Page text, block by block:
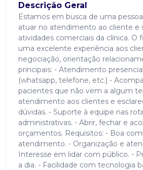
Descrição Geral
Estamos em busca de uma
atuar no atendimento ao cliente e
atividades comerciais da clínica. O
uma excelente experiência aos
negociação, orientação
principais: - Atendimento
(whatsapp, telefone, etc.) -
pacientes que não vem a algum
atendimento aos clientes e
dúvidas. - Suporte à equipe nas
administrativas. - Abrir, fechar e
orçamentos. Requisitos: - Boa
atendimento. - Organização e
Interesse em lidar com público. -
a dia. - Facilidade com tecnologia